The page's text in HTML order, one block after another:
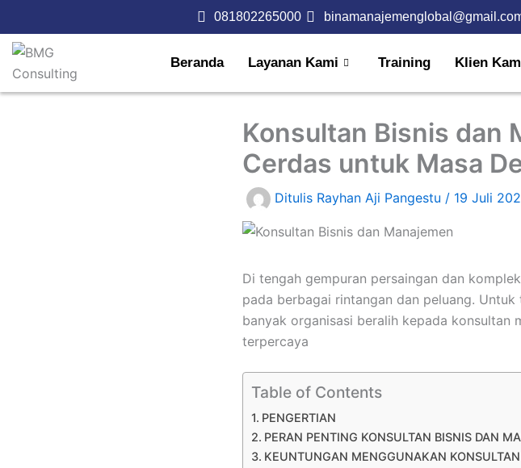
ke
konten
081802265000
Beranda Layanan Kami Training Klien
Konsultan Bisnis dan
Cerdas untuk Masa
Ditulis Rayhan Aji Pangestu / 19 Juli
Di tengah gempuran persaingan dan
pada berbagai rintangan dan peluang.
banyak organisasi beralih kepada konsultan
terpercaya
Table of Contents
PENGERTIAN
PERAN PENTING KONSULTAN BISNIS DAN
KEUNTUNGAN MENGGUNAKAN